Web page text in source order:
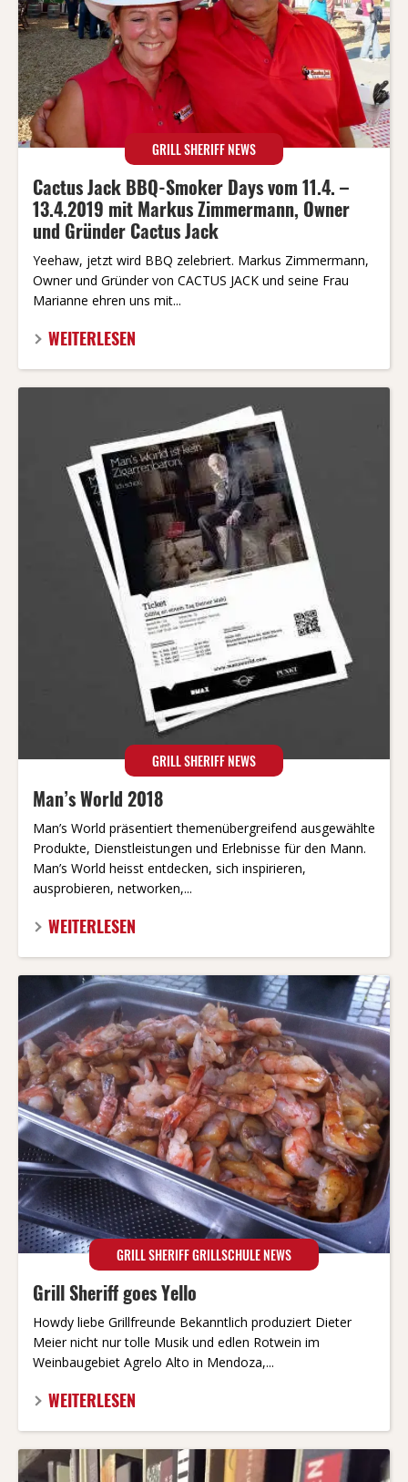
GRILL SHERIFF NEWS
Cactus Jack BBQ-Smoker Days vom 11.4. –
13.4.2019 mit Markus Zimmermann, Owner
und Gründer Cactus Jack
Yeehaw, jetzt wird BBQ zelebriert. Markus Zimmermann,
Owner und Gründer von CACTUS JACK und seine Frau
Marianne ehren uns mit...
WEITERLESEN
GRILL SHERIFF NEWS
Man’s World 2018
Man’s World präsentiert themenübergreifend ausgewählte
Produkte, Dienstleistungen und Erlebnisse für den Mann.
Man’s World heisst entdecken, sich inspirieren,
ausprobieren, networken,...
WEITERLESEN
GRILL SHERIFF GRILLSCHULE NEWS
Grill Sheriff goes Yello
Howdy liebe Grillfreunde Bekanntlich produziert Dieter
Meier nicht nur tolle Musik und edlen Rotwein im
Weinbaugebiet Agrelo Alto in Mendoza,...
WEITERLESEN